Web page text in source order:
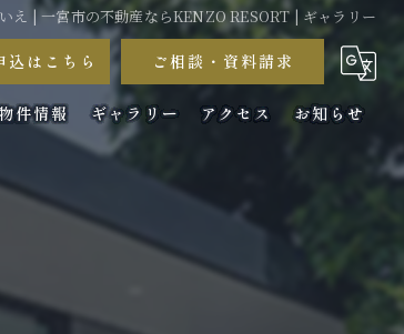
え | 一宮市の不動産ならKENZO RESORT | ギャラリー
込はこちら ご相談・資料請求
件情報 ギャラリー アクセス お知らせ